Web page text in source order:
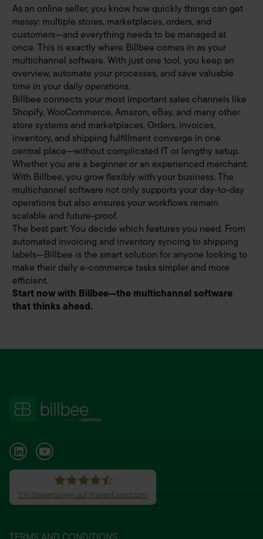
As an online seller, you know how quickly things can get
messy: multiple stores, marketplaces, orders, and
customers—and everything needs to be managed at
once. This is exactly where Billbee comes in as your
multichannel software. With just one tool, you keep an
overview, automate your processes, and save valuable
time in your daily operations.
Billbee connects your most important sales channels like
Shopify, WooCommerce, Amazon, eBay, and many other
store systems and marketplaces. Orders, invoices,
inventory, and shipping fulfillment converge in one
central place—without complicated IT or lengthy setup.
Whether you are a beginner or an experienced merchant:
With Billbee, you grow flexibly with your business. The
multichannel software not only supports your day-to-day
operations but also ensures your workflows remain
scalable and future-proof.
The best part: You decide which features you need. From
automated invoicing and inventory syncing to shipping
labels—Billbee is the smart solution for anyone looking to
make their daily e-commerce tasks simpler and more
efficient.
Start now with Billbee—the multichannel software
that thinks ahead.